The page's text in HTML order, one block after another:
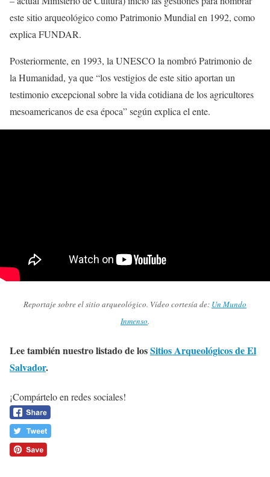
este sitio arqueológico como Patrimonio Mundial en 1992, como
explica FUNDAR.
Posteriormente, en 1993, la UNESCO la nombró Patrimonio de
la Humanidad, ya que “los vestigios de este sitio aportan un
testimonio excepcional sobre la vida cotidiana de los agricultores
mesoamericanos de esa época” según explica el ente.
Reportaje sobre el sitio arqueológico. Vídeo cortesía de: Un Mundo
Inmenso.
Lee también nuestro listado de losSitios Arqueológicos de El
Salvador.
¡Compártelo en redes sociales!